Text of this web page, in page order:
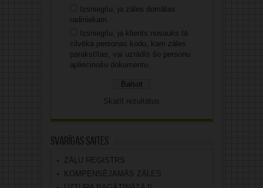
Izsniegšu, ja zāles domātas
radiniekam.
Izsniegšu, ja klients nosauks tā
cilvēka personas kodu, kam zāles
parakstītas, vai uzrādīs šo personu
apliecinošu dokumentu.
Skatīt rezultātus
Svarīgas saites
ZĀĻU REĢISTRS
KOMPENSĒJAMĀS ZĀLES